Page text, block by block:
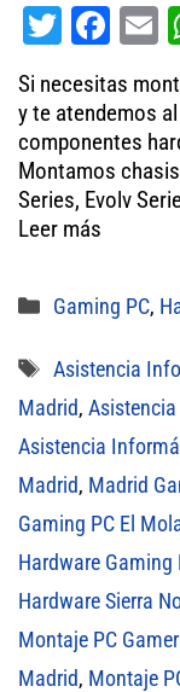
T
tt
er
Fa
bo
ok
E
Si necesitas
y te atendemos
componentes
Montamos
Series, Evolv
Leer más
Categorías
Gaming PC,
Etiquetas
Asistencia
Madrid,
Asistencia
Madrid, Madrid
Gaming PC El
Hardware Gaming
Hardware Sierra
Montaje PC
Madrid, Montaje